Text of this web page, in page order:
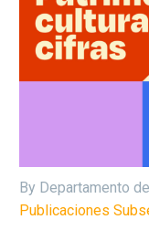
By Departamento
Publicaciones